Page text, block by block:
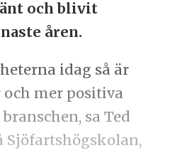
och blivit
åren.
idag så är
mer positiva
sa Ted
Sjöfartshögskolan,